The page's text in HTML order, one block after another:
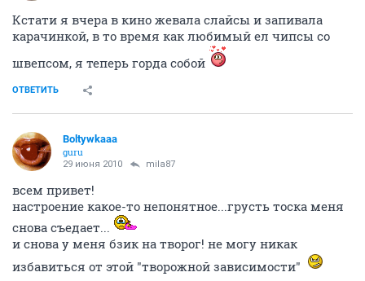
Кстати я вчера в кино жевала слайсы и запивала
карачинкой, в то время как любимый ел чипсы со
швепсом, я теперь горда собой
ОТВЕТИТЬ
Boltywkaaa
guru
29 июня 2010 mila87
всем привет!
настроение какое-то непонятное...грусть тоска меня
снова съедает...
и снова у меня бзик на творог! не могу никак
избавиться от этой "творожной зависимости"